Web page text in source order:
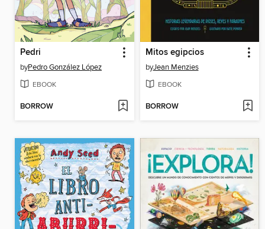
Pedri
byPedro González López
EBOOK
BORROW
Mitos egipcios
byJean Menzies
EBOOK
BORROW